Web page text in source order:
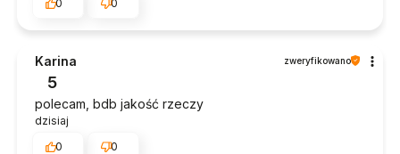
0
0
Karina zweryfikowano
5
polecam, bdb jakość rzeczy
dzisiaj
0
0